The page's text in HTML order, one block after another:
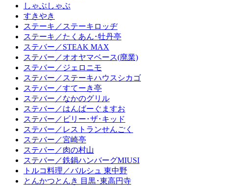
しゃぶしゃぶ
すきやき
ステーキ／ステーキロッヂ
ステーキ／たくあん･牡丹亭
ステバー／STEAK MAX
ステバー／オオヤマベース(廃業)
ステバー／ジェロニモ
ステバー／ステーキハウスシカゴ
ステバー／すてーき亭
ステバー／なかのグリル
ステバー／はんばーぐますお
ステバー／ビリー･ザ･キッド
ステバー／レストランせんごく
ステバー／宮崎亭
ステバー／肉の村山
ステバー／鉄鍋ハンバーグMIUSI
トルコ料理／バルシュ 東中野
とんかつとんき 目黒･東高円寺